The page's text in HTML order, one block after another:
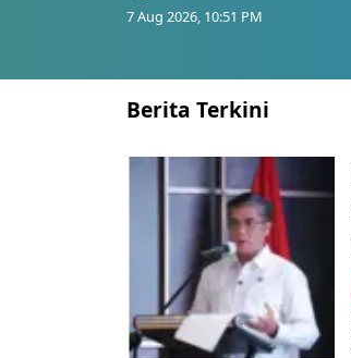
7 Aug 2026, 10:51 PM
Berita Terkini